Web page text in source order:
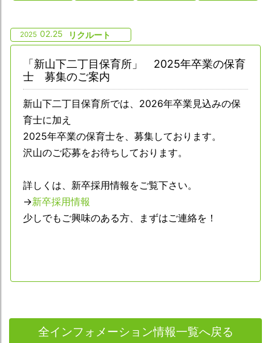
2025 02.25 リクルート
「新山下二丁目保育所」 2025年卒業の保育
士 募集のご案内
新山下二丁目保育所では、2026年卒業見込みの保
育士に加え
2025年卒業の保育士を、募集しております。
沢山のご応募をお待ちしております。
詳しくは、新卒採用情報をご覧下さい。
→新卒採用情報
少しでもご興味のある方、まずはご連絡を！
全インフォメーション情報一覧へ戻る